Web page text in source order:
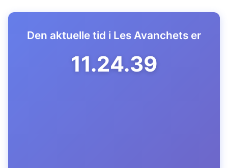
Den aktuelle tid i Les Avanchets er
11.24.40